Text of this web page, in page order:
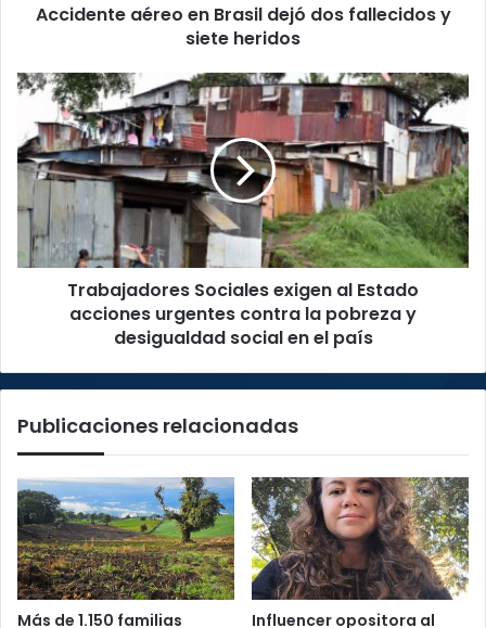
heridos
Accidente aéreo en Brasil dejó dos fallecidos y
siete heridos
Trabajadores
Sociales
exigen
al
Estado
acciones
urgentes
contra
la
pobreza
en
país
Trabajadores Sociales exigen al Estado
acciones urgentes contra la pobreza y
desigualdad social en el país
Publicaciones relacionadas
Más de 1.150 familias Influencer opositora al